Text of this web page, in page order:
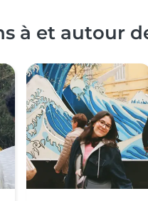
à et autour